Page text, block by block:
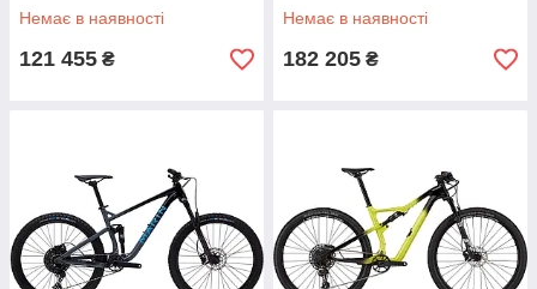
Немає в наявності
121 455 ₴
Немає в наявності
182 205 ₴